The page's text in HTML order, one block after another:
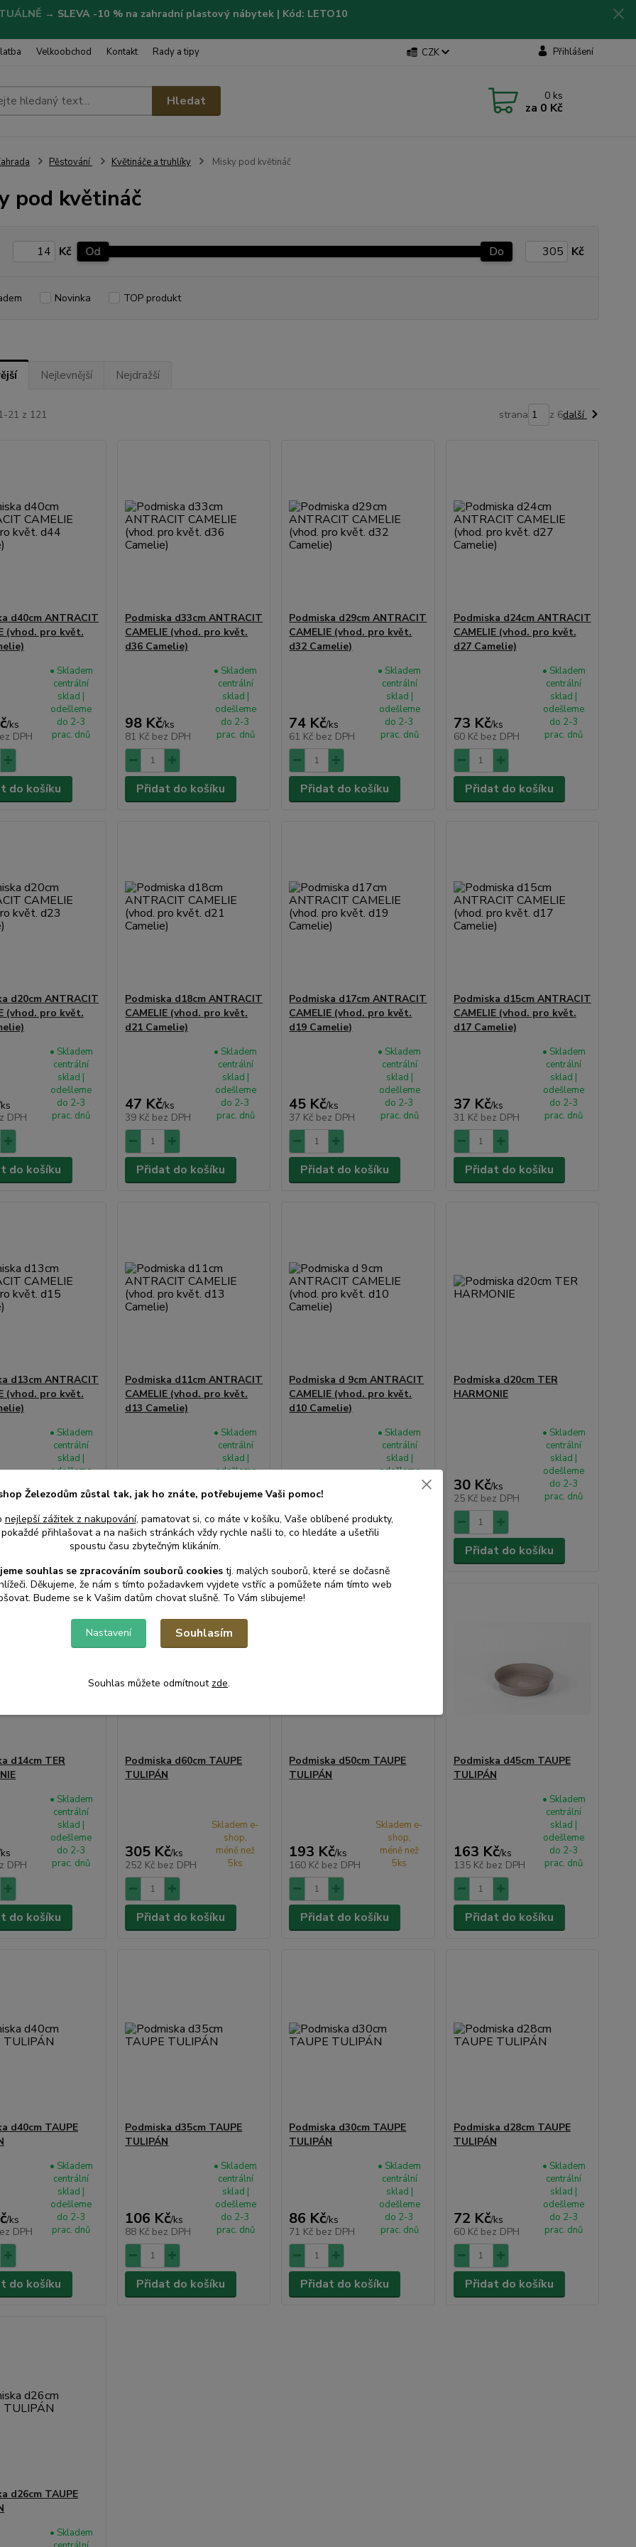
→ SLEVA -10 % na zahradní plastový nábytek | Kód: LETO10
Velkoobchod Kontakt Rady a tipy CZK Přihlášení
Hledat 0 ks
za 0 Kč
Pěstování Květináče a truhlíky Misky pod květináč
pod květináč
Kč Od Do Kč
Novinka TOP produkt
Nejlevnější Nejdražší
21 z 121 strana z 6další
d40cm ANTRACIT
(vhod. pro květ.
/ks
DPH
• Skladem
centrální
sklad |
odešleme
do 2-3
prac. dnů
do košíku
Podmiska d33cm ANTRACIT
CAMELIE (vhod. pro květ.
d36 Camelie)
98 Kč/ks
81 Kč bez DPH
• Skladem
centrální
sklad |
odešleme
do 2-3
prac. dnů
Přidat do košíku
Podmiska d29cm ANTRACIT
CAMELIE (vhod. pro květ.
d32 Camelie)
74 Kč/ks
61 Kč bez DPH
• Skladem
centrální
sklad |
odešleme
do 2-3
prac. dnů
Přidat do košíku
Podmiska d24cm ANTRACIT
CAMELIE (vhod. pro květ.
d27 Camelie)
73 Kč/ks
60 Kč bez DPH
• Skladem
centrální
sklad |
odešleme
do 2-3
prac. dnů
Přidat do košíku
d20cm ANTRACIT
(vhod. pro květ.
ks
DPH
• Skladem
centrální
sklad |
odešleme
do 2-3
prac. dnů
do košíku
Podmiska d18cm ANTRACIT
CAMELIE (vhod. pro květ.
d21 Camelie)
47 Kč/ks
39 Kč bez DPH
• Skladem
centrální
sklad |
odešleme
do 2-3
prac. dnů
Přidat do košíku
Podmiska d17cm ANTRACIT
CAMELIE (vhod. pro květ.
d19 Camelie)
45 Kč/ks
37 Kč bez DPH
• Skladem
centrální
sklad |
odešleme
do 2-3
prac. dnů
Přidat do košíku
Podmiska d15cm ANTRACIT
CAMELIE (vhod. pro květ.
d17 Camelie)
37 Kč/ks
31 Kč bez DPH
• Skladem
centrální
sklad |
odešleme
do 2-3
prac. dnů
Přidat do košíku
d13cm ANTRACIT
(vhod. pro květ.
DPH
• Skladem
centrální
sklad |
odešleme
prac. dnů
Podmiska d11cm ANTRACIT
CAMELIE (vhod. pro květ.
d13 Camelie)
22 Kč bez DPH
• Skladem
centrální
sklad |
odešleme
prac. dnů
Přidat do košíku
Podmiska d 9cm ANTRACIT
CAMELIE (vhod. pro květ.
d10 Camelie)
21 Kčbez DPH
• Skladem
centrální
sklad |
odešleme
Podmiska d20cm TER
HARMONIE
30 Kč/ks
25 Kč bez DPH
• Skladem
centrální
sklad |
odešleme
do 2-3
prac. dnů
Přidat do košíku
d14cm TER
ks
DPH
• Skladem
centrální
sklad |
odešleme
do 2-3
prac. dnů
do košíku
Podmiska d60cm TAUPE
TULIPÁN
305 Kč/ks
252 Kč bez DPH
Skladem e-
shop,
méně než
5ks
Přidat do košíku
Podmiska d50cm TAUPE
TULIPÁN
193 Kč/ks
160 Kč bez DPH
Skladem e-
shop,
méně než
5ks
Přidat do košíku
Podmiska d45cm TAUPE
TULIPÁN
163 Kč/ks
135 Kč bez DPH
• Skladem
centrální
sklad |
odešleme
do 2-3
prac. dnů
Přidat do košíku
d40cm TAUPE
/ks
DPH
• Skladem
centrální
sklad |
odešleme
do 2-3
prac. dnů
do košíku
Podmiska d35cm TAUPE
TULIPÁN
106 Kč/ks
88 Kč bez DPH
• Skladem
centrální
sklad |
odešleme
do 2-3
prac. dnů
Přidat do košíku
Podmiska d30cm TAUPE
TULIPÁN
86 Kč/ks
71 Kč bez DPH
• Skladem
centrální
sklad |
odešleme
do 2-3
prac. dnů
Přidat do košíku
Podmiska d28cm TAUPE
TULIPÁN
72 Kč/ks
60 Kč bez DPH
• Skladem
centrální
sklad |
odešleme
do 2-3
prac. dnů
Přidat do košíku
d26cm TAUPE
• Skladem
Železodům zůstal tak, jak ho znáte, potřebujeme Vaši pomoc!
nejlepší zážitek z nakupování, pamatovat si, co máte v košíku, Vaše oblíbené produkty,
přihlašovat a na našich stránkách vždy rychle našli to, co hledáte a ušetřili
spoustu času zbytečným klikáním.
souhlas se zpracováním souborů cookies tj. malých souborů, které se dočasně
Děkujeme, že nám s tímto požadavkem vyjdete vstříc a pomůžete nám tímto web
Budeme se k Vašim datům chovat slušně. To Vám slibujeme!
Nastavení Souhlasím
Souhlas můžete odmítnout zde.